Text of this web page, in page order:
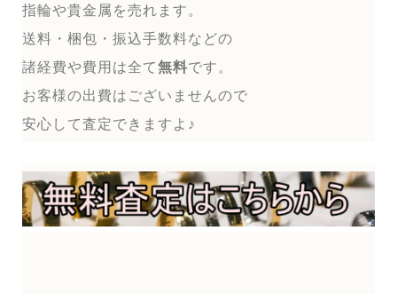
指輪や貴金属を売れます。
送料・梱包・振込手数料などの
諸経費や費用は全て無料です。
お客様の出費はございませんので
安心して査定できますよ♪